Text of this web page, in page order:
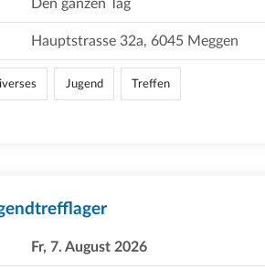
Den ganzen Tag
Hauptstrasse 32a, 6045 Meggen
Jugend Treffen
Fr, 7. August 2026